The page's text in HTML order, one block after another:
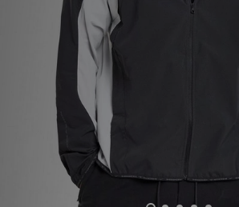
Winkel Zoeken
Bestelling Traceren
Klantenservice
Vacatures